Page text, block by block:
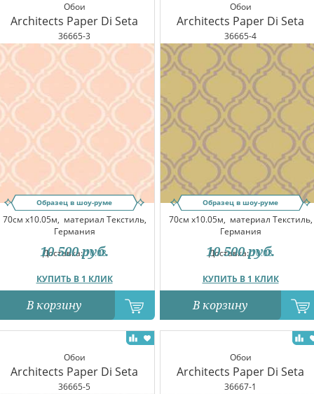
Обои
Architects Paper Di Seta
36665-3
Образец в шоу-руме
70см x10.05м, материал Текстиль,
Германия
Доставка:10.08
КУПИТЬ В 1 КЛИК
10 500 руб.
В корзину
Обои
Architects Paper Di Seta
36665-4
Образец в шоу-руме
70см x10.05м, материал Текстиль,
Германия
Доставка:10.08
КУПИТЬ В 1 КЛИК
10 500 руб.
В корзину
Обои
Architects Paper Di Seta
36665-5
Обои
Architects Paper Di Seta
36667-1